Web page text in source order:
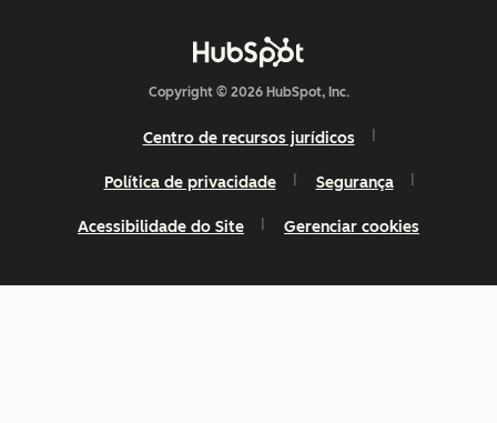
Copyright © 2026 HubSpot, Inc.
Centro de recursos jurídicos
Política de privacidade Segurança
Acessibilidade do Site Gerenciar cookies